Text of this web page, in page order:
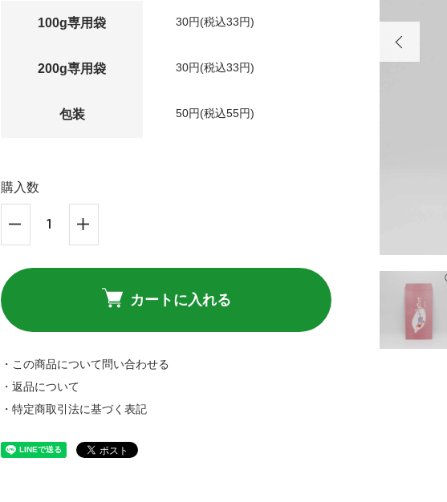
100g専用袋 30円(税込33円)
200g専用袋 30円(税込33円)
包装 50円(税込55円)
購入数
カートに入れる
・この商品について問い合わせる
・返品について
・特定商取引法に基づく表記